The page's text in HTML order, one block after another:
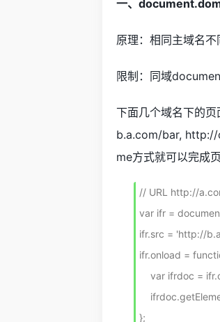
一、
原理：相同主域名
限制：同域
下面几个域名下的
b.a.com/bar, http://
me方式就可以完成
// URL http://
var ifr =
ifr.src = 'http://
ifr.onload =
};